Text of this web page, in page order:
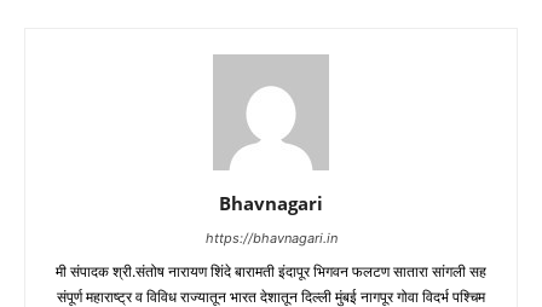
Bhavnagari
https://bhavnagari.in
मी संपादक श्री.संतोष नारायण शिंदे बारामती इंदापूर भिगवन फलटण सातारा सांगली सह
संपूर्ण महाराष्ट्र व विविध राज्यातून भारत देशातून दिल्ली मुंबई नागपूर गोवा विदर्भ पश्चिम